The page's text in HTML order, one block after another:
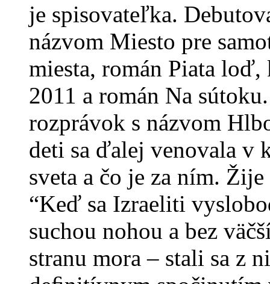
je spisovateľka.
názvom Miesto pre
miesta, román Piata
2011 a román Na
rozprávok s názvom
deti sa ďalej venovala v
sveta a čo je za ním.
“Keď sa Izraeliti
suchou nohou a bez
stranu mora – stali sa z